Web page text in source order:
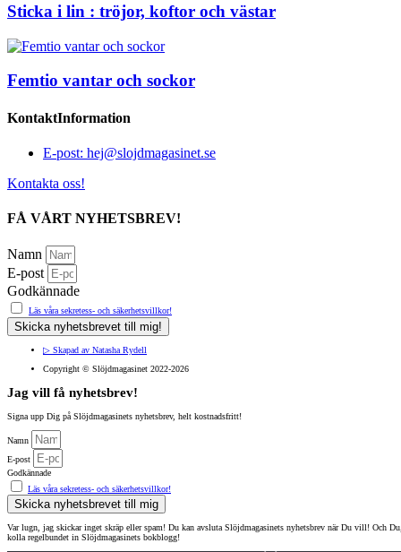
Sticka i lin : tröjor, koftor och västar
Femtio vantar och sockor
KontaktInformation
E-post: hej@slojdmagasinet.se
Kontakta oss!
FÅ VÅRT NYHETSBREV!
Namn
E-post
Godkännade
Läs våra sekretess- och säkerhetsvillkor!
Skicka nyhetsbrevet till mig!
▷ Skapad av Natasha Rydell
Copyright ©️ Slöjdmagasinet 2022-2026
Jag vill få nyhetsbrev!
Signa upp Dig på Slöjdmagasinets nyhetsbrev, helt kostnadsfritt!
Namn
E-post
Godkännade
Läs våra sekretess- och säkerhetsvillkor!
Skicka nyhetsbrevet till mig
Var lugn, jag skickar inget skräp eller spam! Du kan avsluta Slöjdmagasinets nyhetsbrev när Du vill! Och
kolla regelbundet in Slöjdmagasinets bokblogg!